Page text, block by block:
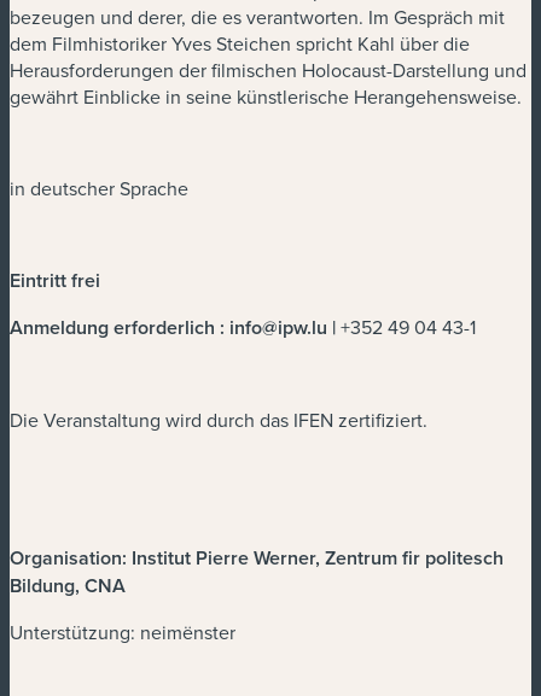
bezeugen und derer, die es verantworten. Im Gespräch mit
dem Filmhistoriker Yves Steichen spricht Kahl über die
Herausforderungen der filmischen Holocaust-Darstellung und
gewährt Einblicke in seine künstlerische Herangehensweise.
in deutscher Sprache
Eintritt frei
Anmeldung erforderlich : info@ipw.lu |+352 49 04 43-1
Die Veranstaltung wird durch das IFEN zertifiziert.
Organisation: Institut Pierre Werner, Zentrum fir politesch
Bildung, CNA
Unterstützung: neimënster